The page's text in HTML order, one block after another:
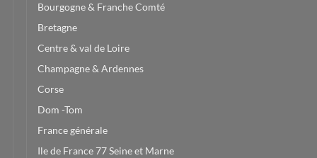
Bourgogne & Franche Comté
Bretagne
Centre & val de Loire
Champagne & Ardennes
Corse
Dom -Tom
France générale
Ile de France 77 Seine et Marne